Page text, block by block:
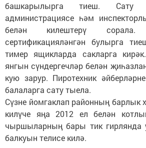
башкарылырга тиеш. Сату
администрациясе һәм
белән килештерү
сертификацияләнгән булырга
тимер ящикларда сакларга
янгын сүндергечләр белән
кую зарур. Пиротехник
балаларга сату тыела.
Сүзне йомгаклап районның
килүче яңа 2012 ел белән
чыршыларның бары тик гирлянда
балкуын телисе килә.